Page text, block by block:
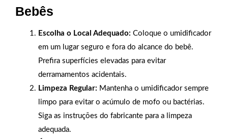
Bebês
Escolha o Local Adequado: Coloque o umidificador
em um lugar seguro e fora do alcance do bebê.
Prefira superfícies elevadas para evitar
derramamentos acidentais.
Limpeza Regular: Mantenha o umidificador sempre
limpo para evitar o acúmulo de mofo ou bactérias.
Siga as instruções do fabricante para a limpeza
adequada.